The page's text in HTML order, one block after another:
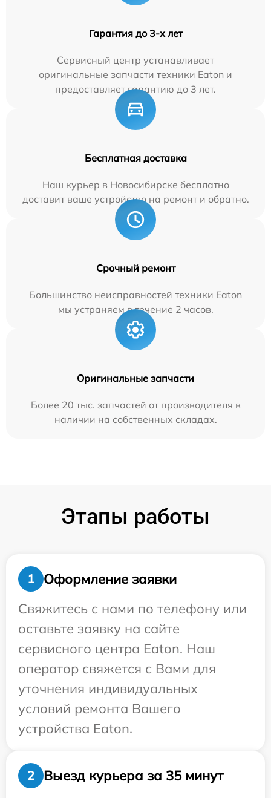
Гарантия до 3-х лет
Сервисный центр устанавливает
оригинальные запчасти техники Eaton и
предоставляет гарантию до 3 лет.
Бесплатная доставка
Наш курьер в Новосибирске бесплатно
доставит ваше устройство на ремонт и обратно.
Срочный ремонт
Большинство неисправностей техники Eaton
мы устраняем в течение 2 часов.
Оригинальные запчасти
Более 20 тыс. запчастей от производителя в
наличии на собственных складах.
Этапы работы
1
Оформление заявки
Свяжитесь с нами по телефону или
оставьте заявку на сайте
сервисного центра Eaton. Наш
оператор свяжется с Вами для
уточнения индивидуальных
условий ремонта Вашего
устройства Eaton.
2
Выезд курьера за 35 минут